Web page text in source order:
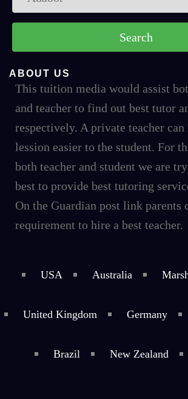
ABOUT US
This tuition media would assist
and teacher to find out best tutor
respectively. A private teacher can
lession easier to the student. For
both teacher and student we are
best to provide best tutoring
On the Guardian post link parents
requirement to hire a best teacher.
USA Australia
United Kingdom Germany
Brazil New Zealand